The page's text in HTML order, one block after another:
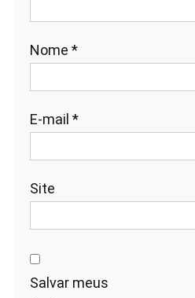
Nome *
E-mail *
Site
Salvar meus